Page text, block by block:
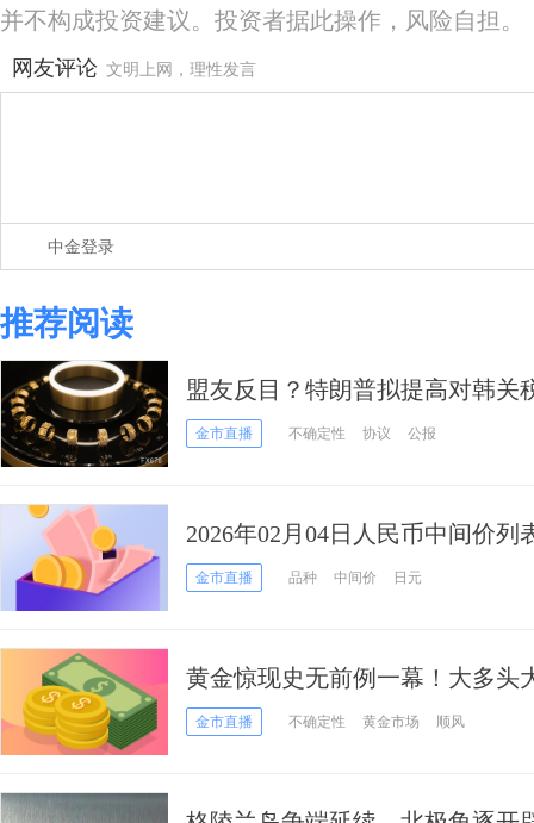
并不构成投资建议。投资者据此操作，风险自担。
网友评论 文明上网，理性发言
中金登录
推荐阅读
盟友反目？特朗普拟提高对韩关
黄金受支撑
金市直播 不确定性 协议 公报
2026年02月04日人民币中间价列
金市直播 品种 中间价 日元
黄金惊现史无前例一幕！大多头
跌”不改牛市，金价或剑指12000
金市直播 不确定性 黄金市场 顺风